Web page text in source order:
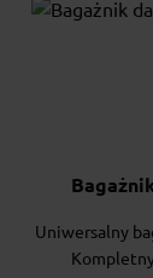
Uniwersalny